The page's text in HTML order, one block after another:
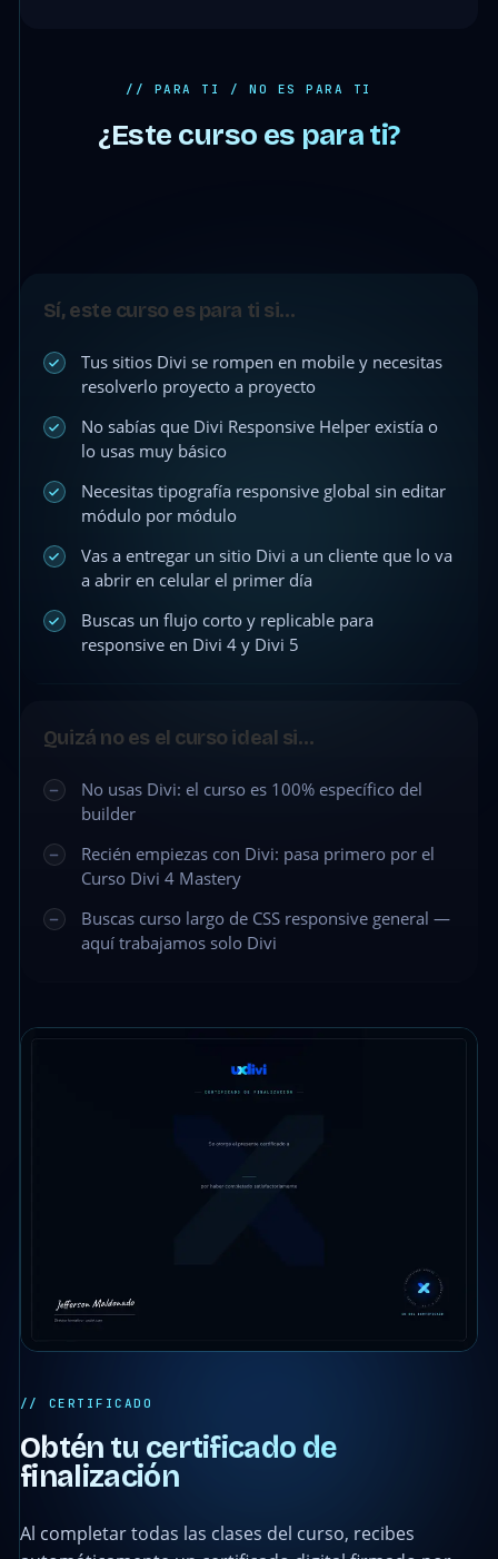
// PARA TI / NO ES PARA TI
¿Este curso es para ti?
Sí, este curso es para ti si…
Tus sitios Divi se rompen en mobile y necesitas
resolverlo proyecto a proyecto
No sabías que Divi Responsive Helper existía o
lo usas muy básico
Necesitas tipografía responsive global sin editar
módulo por módulo
Vas a entregar un sitio Divi a un cliente que lo va
a abrir en celular el primer día
Buscas un flujo corto y replicable para
responsive en Divi 4 y Divi 5
Quizá no es el curso ideal si…
No usas Divi: el curso es 100% específico del
builder
Recién empiezas con Divi: pasa primero por el
Curso Divi 4 Mastery
Buscas curso largo de CSS responsive general —
aquí trabajamos solo Divi
// CERTIFICADO
Obtén tu certificado de
finalización
Al completar todas las clases del curso, recibes